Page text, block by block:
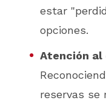
estar
opciones.
Atención al
reservas se